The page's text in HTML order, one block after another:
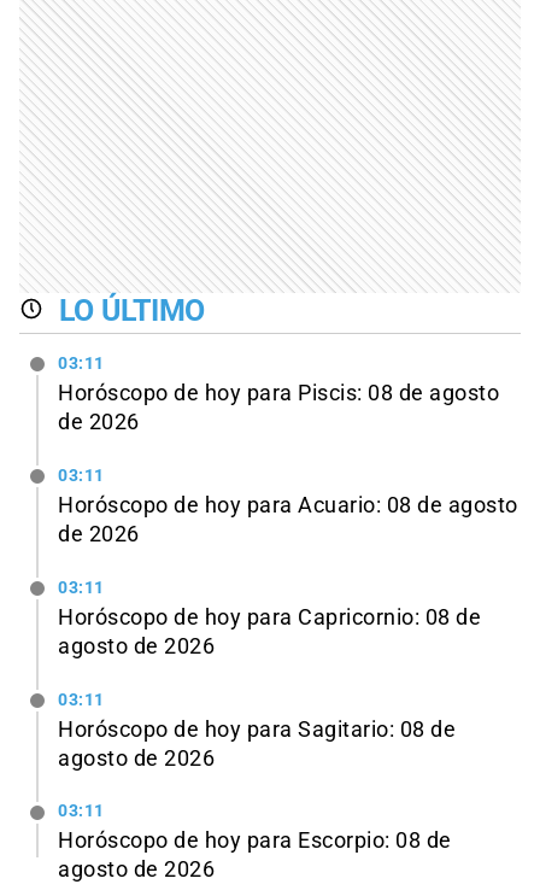
LO ÚLTIMO
03:11
Horóscopo de hoy para Piscis: 08 de agosto
de 2026
03:11
Horóscopo de hoy para Acuario: 08 de agosto
de 2026
03:11
Horóscopo de hoy para Capricornio: 08 de
agosto de 2026
03:11
Horóscopo de hoy para Sagitario: 08 de
agosto de 2026
03:11
Horóscopo de hoy para Escorpio: 08 de
agosto de 2026